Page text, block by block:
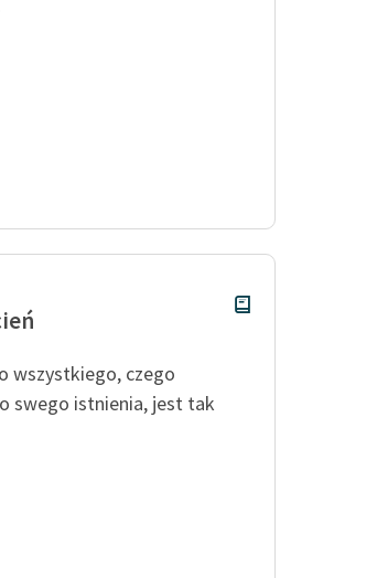
wszystkiego, czego
swego istnienia, jest tak